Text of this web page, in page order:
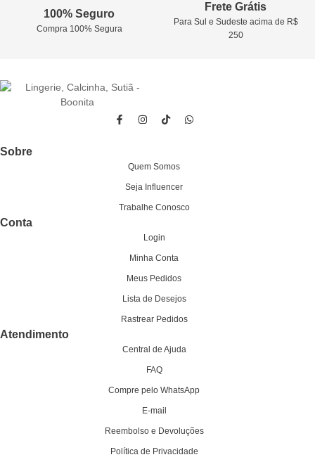
100% Seguro
Compra 100% Segura
Frete Grátis
Para Sul e Sudeste acima de R$
250
Sobre
Quem Somos
Seja Influencer
Trabalhe Conosco
Conta
Login
Minha Conta
Meus Pedidos
Lista de Desejos
Rastrear Pedidos
Atendimento
Central de Ajuda
FAQ
Compre pelo WhatsApp
E-mail
Reembolso e Devoluções
Política de Privacidade